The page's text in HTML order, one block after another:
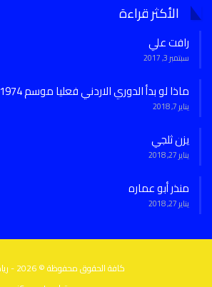
الأكثر قراءة
رافت علي
سبتمبر 3, 2017
ماذا لو بدأ الدوري الاردني فعليا موسم 1974..ومات “سريرياً…
يناير 7, 2018
يزن ثلجي
يناير 27, 2018
منذر أبو عماره
يناير 27, 2018
كافة الحقوق محفوظة © 2026 - رياضتكم.